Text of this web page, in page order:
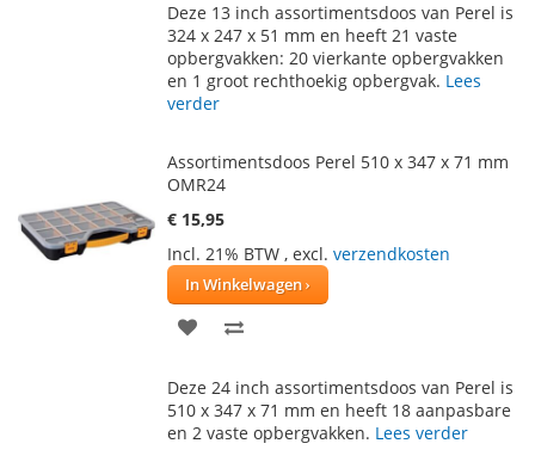
AAN
VERLANGLIJST
TE
VERGELIJKEN
Deze 13 inch assortimentsdoos van Perel is
324 x 247 x 51 mm en heeft 21 vaste
opbergvakken: 20 vierkante opbergvakken
en 1 groot rechthoekig opbergvak. Lees
verder
Assortimentsdoos Perel 510 x 347 x 71 mm
OMR24
€ 15,95
Incl. 21% BTW , excl. verzendkosten
In Winkelwagen
VOEG
AAN
VERLANGLIJST
TE
VERGELIJKEN
Deze 24 inch assortimentsdoos van Perel is
510 x 347 x 71 mm en heeft 18 aanpasbare
en 2 vaste opbergvakken. Lees verder